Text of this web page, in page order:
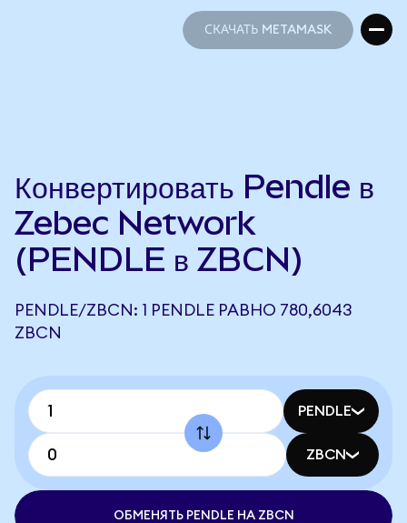
СКАЧАТЬ METAMASK
Конвертировать Pendle в
Zebec Network
(PENDLE в ZBCN)
PENDLE/ZBCN: 1 PENDLE РАВНО 780,6043
ZBCN
PENDLE
ZBCN
ОБМЕНЯТЬ PENDLE НА ZBCN